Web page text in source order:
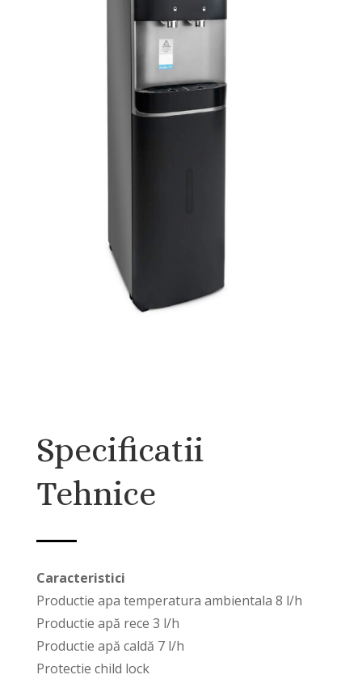
Specificatii
Tehnice
Caracteristici
Productie apa temperatura ambientala 8 l/h
Productie apă rece 3 l/h
Productie apă caldă 7 l/h
Protectie child lock